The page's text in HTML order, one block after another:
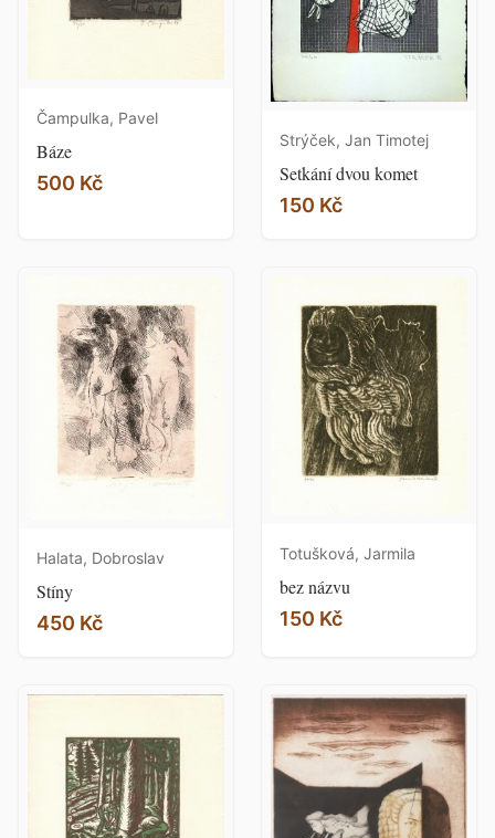
Čampulka, Pavel
Báze
500 Kč
Strýček, Jan Timotej
Setkání dvou komet
150 Kč
Halata, Dobroslav
Stíny
450 Kč
Totušková, Jarmila
bez názvu
150 Kč